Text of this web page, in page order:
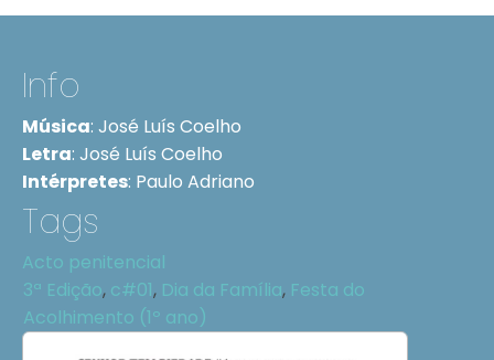
Info
Música: José Luís Coelho
Letra: José Luís Coelho
Intérpretes: Paulo Adriano
Tags
Acto penitencial
3ª Edição, c#01, Dia da Família, Festa do
Acolhimento (1º ano)